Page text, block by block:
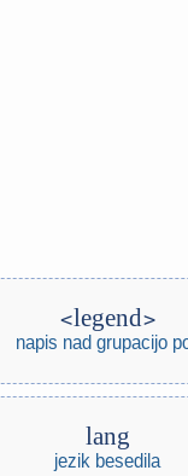
legend
napis nad grupacijo
lang
jezik besedila